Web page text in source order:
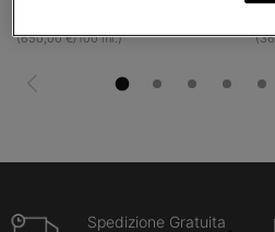
(650,00 €/100 ml.)
Spedizione Gratuita